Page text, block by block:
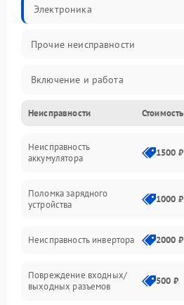
Электроника
Прочие неисправности
Включение и работа
Работа с нагрузкой
Звук и индикация
Механические повреждения
Неисправности Стоимость
Неисправность
аккумулятора
1500 ₽
Поломка зарядного
устройства
1000 ₽
Неисправность инвертора 2000 ₽
Повреждение входных/
выходных разъемов
500 ₽